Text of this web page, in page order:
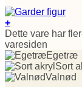
+
Dette vare har
varesiden
Egetræ
Sort
Valnød